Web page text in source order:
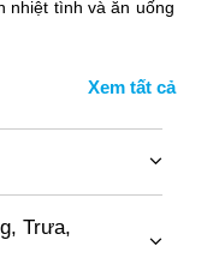
nhiệt tình và ăn uống
Hà Nội. Xe ô
Nội Bài.
Trưa,